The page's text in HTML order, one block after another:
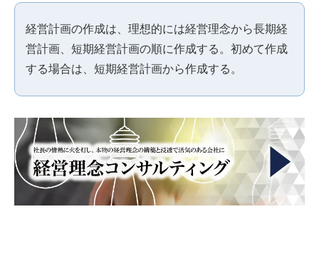
経営計画の作成は、理想的には経営理念から長期経
営計画、短期経営計画の順に作成する。初めて作成
する場合は、短期経営計画から作成する。